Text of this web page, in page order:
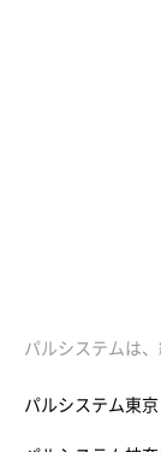
パルシステムは
パルシステム東京